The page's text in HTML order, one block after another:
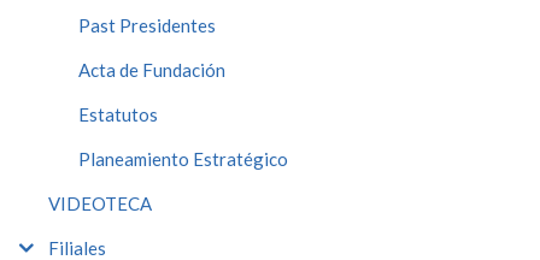
Past Presidentes
Acta de Fundación
Estatutos
Planeamiento Estratégico
VIDEOTECA
Filiales